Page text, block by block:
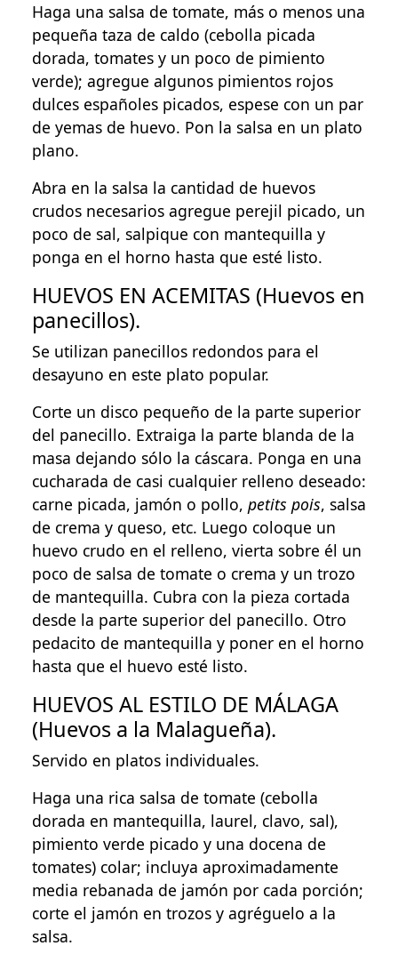
Haga una salsa de tomate, más o menos una
pequeña taza de caldo (cebolla picada
dorada, tomates y un poco de pimiento
verde); agregue algunos pimientos rojos
dulces españoles picados, espese con un par
de yemas de huevo. Pon la salsa en un plato
plano.
Abra en la salsa la cantidad de huevos
crudos necesarios agregue perejil picado, un
poco de sal, salpique con mantequilla y
ponga en el horno hasta que esté listo.
HUEVOS EN ACEMITAS (Huevos en
panecillos).
Se utilizan panecillos redondos para el
desayuno en este plato popular.
Corte un disco pequeño de la parte superior
del panecillo. Extraiga la parte blanda de la
masa dejando sólo la cáscara. Ponga en una
cucharada de casi cualquier relleno deseado:
carne picada, jamón o pollo, petits pois, salsa
de crema y queso, etc. Luego coloque un
huevo crudo en el relleno, vierta sobre él un
poco de salsa de tomate o crema y un trozo
de mantequilla. Cubra con la pieza cortada
desde la parte superior del panecillo. Otro
pedacito de mantequilla y poner en el horno
hasta que el huevo esté listo.
HUEVOS AL ESTILO DE MÁLAGA
(Huevos a la Malagueña).
Servido en platos individuales.
Haga una rica salsa de tomate (cebolla
dorada en mantequilla, laurel, clavo, sal),
pimiento verde picado y una docena de
tomates) colar; incluya aproximadamente
media rebanada de jamón por cada porción;
corte el jamón en trozos y agréguelo a la
salsa.